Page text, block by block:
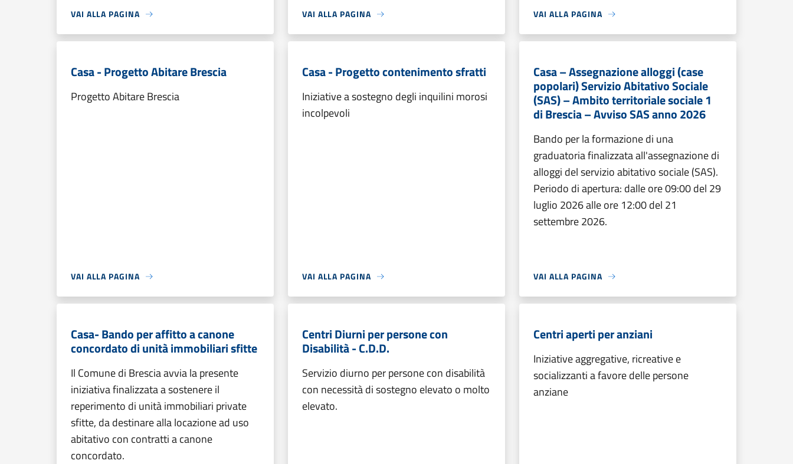
VAI ALLA PAGINA VAI ALLA PAGINA VAI ALLA PAGINA
Casa - Progetto Abitare Brescia
Progetto Abitare Brescia
VAI ALLA PAGINA
Casa - Progetto contenimento sfratti
Iniziative a sostegno degli inquilini morosi
incolpevoli
VAI ALLA PAGINA
Casa – Assegnazione alloggi (case
popolari) Servizio Abitativo Sociale
(SAS) – Ambito territoriale sociale 1
di Brescia – Avviso SAS anno 2026
Bando per la formazione di una
graduatoria finalizzata all'assegnazione di
alloggi del servizio abitativo sociale (SAS).
Periodo di apertura: dalle ore 09:00 del 29
luglio 2026 alle ore 12:00 del 21
settembre 2026.
VAI ALLA PAGINA
Casa- Bando per affitto a canone
concordato di unità immobiliari sfitte
Il Comune di Brescia avvia la presente
iniziativa finalizzata a sostenere il
reperimento di unità immobiliari private
sfitte, da destinare alla locazione ad uso
abitativo con contratti a canone
concordato.
Centri Diurni per persone con
Disabilità - C.D.D.
Servizio diurno per persone con disabilità
con necessità di sostegno elevato o molto
elevato.
Centri aperti per anziani
Iniziative aggregative, ricreative e
socializzanti a favore delle persone
anziane